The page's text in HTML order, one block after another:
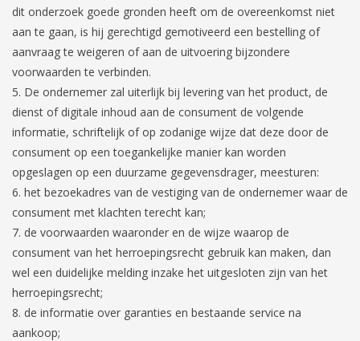
dit onderzoek goede gronden heeft om de overeenkomst niet
aan te gaan, is hij gerechtigd gemotiveerd een bestelling of
aanvraag te weigeren of aan de uitvoering bijzondere
voorwaarden te verbinden.
De ondernemer zal uiterlijk bij levering van het product, de
dienst of digitale inhoud aan de consument de volgende
informatie, schriftelijk of op zodanige wijze dat deze door de
consument op een toegankelijke manier kan worden
opgeslagen op een duurzame gegevensdrager, meesturen:
het bezoekadres van de vestiging van de ondernemer waar de
consument met klachten terecht kan;
de voorwaarden waaronder en de wijze waarop de
consument van het herroepingsrecht gebruik kan maken, dan
wel een duidelijke melding inzake het uitgesloten zijn van het
herroepingsrecht;
de informatie over garanties en bestaande service na
aankoop;